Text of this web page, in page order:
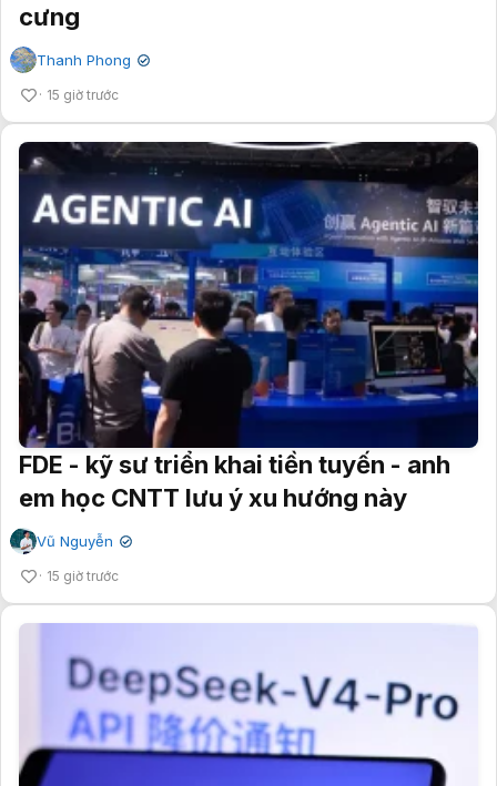
cưng
Thanh Phong ✔
15 giờ trước
FDE - kỹ sư triển khai tiền tuyến - anh
em học CNTT lưu ý xu hướng này
Vũ Nguyễn ✔
15 giờ trước